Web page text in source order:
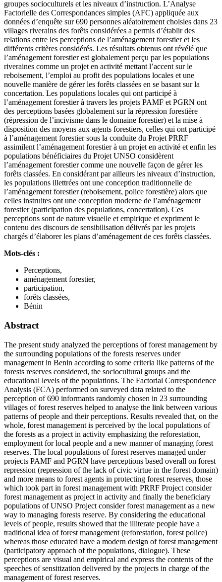
groupes socioculturels et les niveaux d’instruction. L’Analyse
Factorielle des Correspondances simples (AFC) appliquée aux
données d’enquête sur 690 personnes aléatoirement choisies dans 23
villages riverains des forêts considérées a permis d’établir des
relations entre les perceptions de l’aménagement forestier et les
différents critères considérés. Les résultats obtenus ont révélé que
l’aménagement forestier est globalement perçu par les populations
riveraines comme un projet en activité mettant l’accent sur le
reboisement, l’emploi au profit des populations locales et une
nouvelle manière de gérer les forêts classées en se basant sur la
concertation. Les populations locales qui ont participé à
l’aménagement forestier à travers les projets PAMF et PGRN ont
des perceptions basées globalement sur la répression forestière
(répression de l’incivisme dans le domaine forestier) et la mise à
disposition des moyens aux agents forestiers, celles qui ont participé
à l’aménagement forestier sous la conduite du Projet PRRF
assimilent l’aménagement forestier à un projet en activité et enfin les
populations bénéficiaires du Projet UNSO considèrent
l’aménagement forestier comme une nouvelle façon de gérer les
forêts classées. En considérant par ailleurs les niveaux d’instruction,
les populations illettrées ont une conception traditionnelle de
l’aménagement forestier (reboisement, police forestière) alors que
celles instruites ont une conception moderne de l’aménagement
forestier (participation des populations, concertation). Ces
perceptions sont de nature visuelle et empirique et expriment le
contenu des discours de sensibilisation délivrés par les projets
chargés d’élaborer les plans d’aménagement de ces forêts classées.
Mots-clés :
Perceptions,
aménagement forestier,
participation,
forêts classées,
Bénin
Abstract
The present study analyzed the perceptions of forest management by
the surrounding populations of the forests reserves under
management in Benin according to some criteria like patterns of the
forests reserves considered, the sociocultural groups and the
educational levels of the populations. The Factorial Correspondence
Analysis (FCA) performed on surveyed data related to the
perception of 690 informants randomly chosen in 23 surrounding
villages of forest reserves helped to analyse the link between various
patterns of people and their perceptions. Results revealed that, on the
whole, forest management is perceived by the local populations of
the forests as a project in activity emphasizing the reforestation,
employment for local people and a new manner of managing forest
reserves. The local populations of forest reserves managed under
projects PAMF and PGRN have perceptions based overall on forest
repression (repression of the lack of civic virtue in the forest domain)
and more means to forest agents in protecting forest reserves, those
which took part in forest management with PRRF Project consider
forest management as project in activity and finally the beneficiary
populations of UNSO Project consider forest management as a new
way to managing forests reserve. By considering the educational
levels of people, results showed that the illiterate people have a
traditional idea of forest management (reforestation, forest police)
whereas those educated have a modern design of forest management
(participatory approach of the populations, dialogue). These
perceptions are visual and empirical and express the contents of the
speeches of sensitization delivered by the projects in charge of the
management of forest reserves.